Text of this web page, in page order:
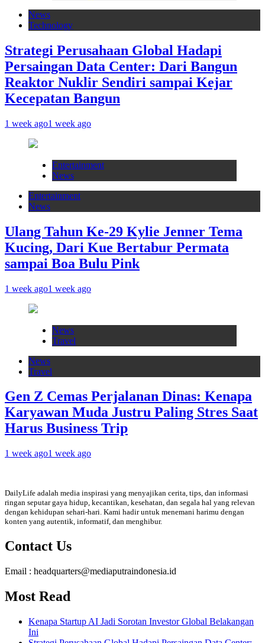
News
Technology
Strategi Perusahaan Global Hadapi
Persaingan Data Center: Dari Bangun
Reaktor Nuklir Sendiri sampai Kejar
Kecepatan Bangun
1 week ago1 week ago
Entertainment
News
Entertainment
News
Ulang Tahun Ke-29 Kylie Jenner Tema
Kucing, Dari Kue Bertabur Permata
sampai Boa Bulu Pink
1 week ago1 week ago
News
Travel
News
Travel
Gen Z Cemas Perjalanan Dinas: Kenapa
Karyawan Muda Justru Paling Stres Saat
Harus Business Trip
1 week ago1 week ago
DailyLife adalah media inspirasi yang menyajikan cerita, tips, dan informasi
ringan seputar gaya hidup, kecantikan, kesehatan, dan segala hal yang relevan
dengan kehidupan sehari-hari. Kami hadir untuk menemani harimu dengan
konten yang autentik, informatif, dan menghibur.
Contact Us
Email : headquarters@mediaputraindonesia.id
Most Read
Kenapa Startup AI Jadi Sorotan Investor Global Belakangan
Ini